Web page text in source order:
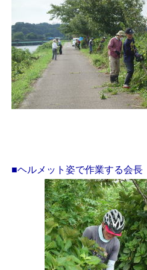
■ヘルメット姿で作業する会長